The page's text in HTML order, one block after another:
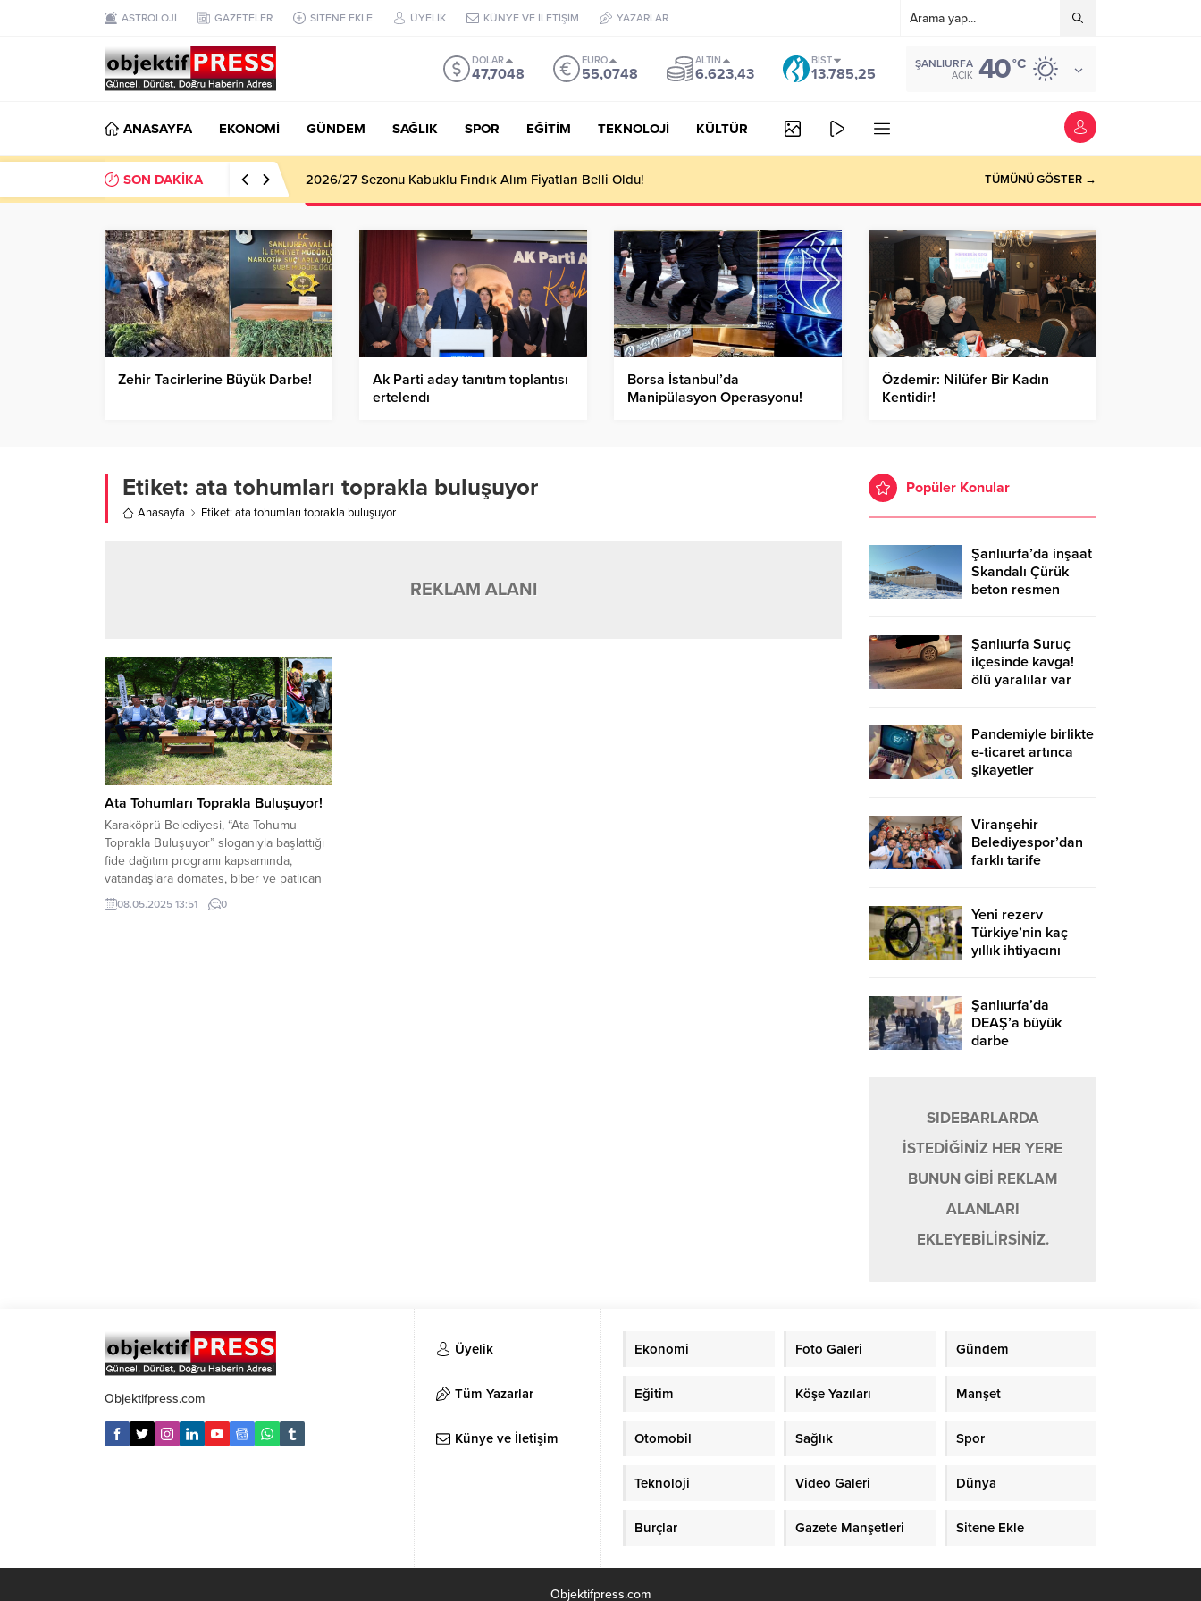
ASTROLOJİ GAZETELER SİTENE EKLE ÜYELİK KÜNYE VE İLETİŞİM YAZARLAR
DOLAR
47,7048
EURO
55,0748
ALTIN
6.623,43
BIST
13.785,25
ŞANLIURFA
AÇIK 40°C
ANASAYFA EKONOMİ GÜNDEM SAĞLIK SPOR EĞİTİM TEKNOLOJİ KÜLTÜR
SON DAKİKA 2026/27 Sezonu Kabuklu Fındık Alım Fiyatları Belli Oldu! TÜMÜNÜ GÖSTER →
Zehir Tacirlerine Büyük Darbe!
Ak Parti aday tanıtım toplantısı
ertelendı
Borsa İstanbul’da
Manipülasyon Operasyonu!
Özdemir: Nilüfer Bir Kadın
Kentidir!
Etiket: ata tohumları toprakla buluşuyor
Anasayfa Etiket: ata tohumları toprakla buluşuyor
REKLAM ALANI
Ata Tohumları Toprakla Buluşuyor!
Karaköprü Belediyesi, “Ata Tohumu
Toprakla Buluşuyor” sloganıyla başlattığı
fide dağıtım programı kapsamında,
vatandaşlara domates, biber ve patlıcan
fideleri dağıttı. Program ile kaybolmaya
yüz tutmuş ata tohumlarının gelecek
08.05.2025 13:51 0
Popüler Konular
Şanlıurfa’da inşaat
Skandalı Çürük
beton resmen
Şanlıurfa Suruç
ilçesinde kavga!
ölü yaralılar var
Pandemiyle birlikte
e-ticaret artınca
şikayetler
Viranşehir
Belediyespor’dan
farklı tarife
Yeni rezerv
Türkiye’nin kaç
yıllık ihtiyacını
Şanlıurfa’da
DEAŞ’a büyük
darbe
SIDEBARLARDA
İSTEDİĞİNİZ HER YERE
BUNUN GİBİ REKLAM
ALANLARI
EKLEYEBİLİRSİNİZ.
Objektifpress.com
Üyelik
Tüm Yazarlar
Künye ve İletişim
Ekonomi Foto Galeri Gündem
Eğitim Köşe Yazıları Manşet
Otomobil Sağlık Spor
Teknoloji Video Galeri Dünya
Burçlar Gazete Manşetleri Sitene Ekle
Objektifpress.com